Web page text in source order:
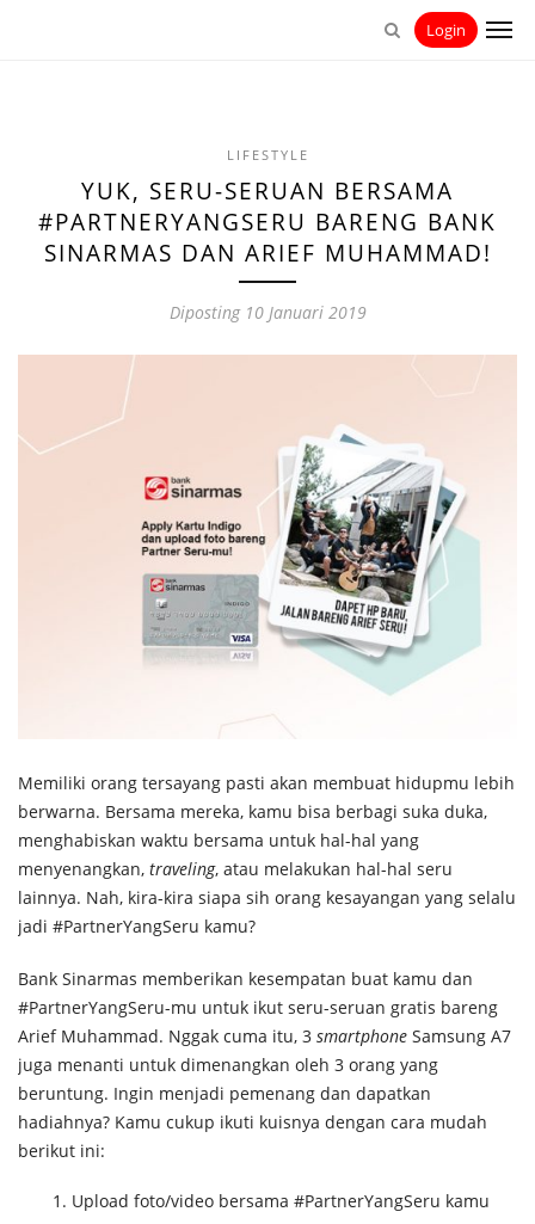
Login
LIFESTYLE
YUK, SERU-SERUAN BERSAMA
#PARTNERYANGSERU BARENG BANK
SINARMAS DAN ARIEF MUHAMMAD!
Diposting 10 Januari 2019
Memiliki orang tersayang pasti akan membuat hidupmu lebih
berwarna. Bersama mereka, kamu bisa berbagi suka duka,
menghabiskan waktu bersama untuk hal-hal yang
menyenangkan, traveling, atau melakukan hal-hal seru
lainnya. Nah, kira-kira siapa sih orang kesayangan yang selalu
jadi #PartnerYangSeru kamu?
Bank Sinarmas memberikan kesempatan buat kamu dan
#PartnerYangSeru-mu untuk ikut seru-seruan gratis bareng
Arief Muhammad. Nggak cuma itu, 3 smartphone Samsung A7
juga menanti untuk dimenangkan oleh 3 orang yang
beruntung. Ingin menjadi pemenang dan dapatkan
hadiahnya? Kamu cukup ikuti kuisnya dengan cara mudah
berikut ini:
Upload foto/video bersama #PartnerYangSeru kamu